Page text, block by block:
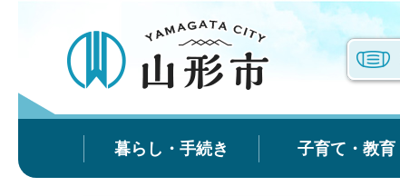
暮らし・手続き 子育て・教育